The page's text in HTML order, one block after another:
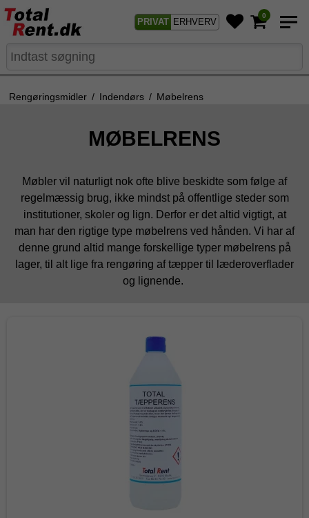
PRIVAT ERHVERV
0
Rengøringsmidler / Indendørs / Møbelrens
MØBELRENS
Møbler vil naturligt nok ofte blive beskidte som følge af
regelmæssig brug, ikke mindst på offentlige steder som
institutioner, skoler og lign. Derfor er det altid vigtigt, at
man har den rigtige type møbelrens ved hånden. Vi har af
denne grund altid mange forskellige typer møbelrens på
lager, til alt lige fra rengøring af tæpper til læderoverflader
og lignende.